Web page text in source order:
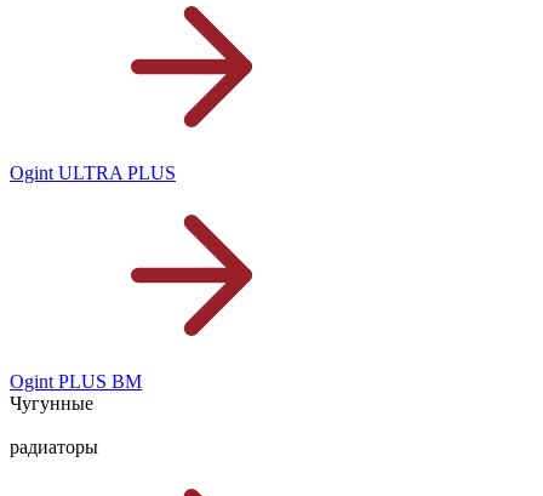
Ogint ULTRA PLUS
Ogint PLUS BM
Чугунные
радиаторы